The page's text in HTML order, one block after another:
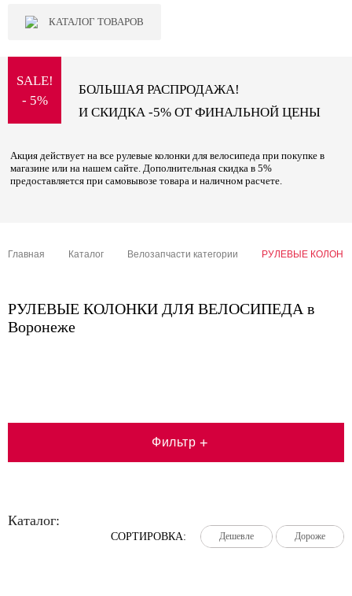
КАТАЛОГ ТОВАРОВ
SALE!
- 5%
БОЛЬШАЯ РАСПРОДАЖА!
И СКИДКА -5% ОТ ФИНАЛЬНОЙ ЦЕНЫ
Акция действует на все рулевые колонки для велосипеда при покупке в
магазине или на нашем сайте. Дополнительная скидка в 5%
предоставляется при самовывозе товара и наличном расчете.
Главная Каталог Велозапчасти категории РУЛЕВЫЕ
РУЛЕВЫЕ КОЛОНКИ ДЛЯ ВЕЛОСИПЕДА в
Воронеже
Фильтр +
Каталог:
СОРТИРОВКА: Дешевле
Дешевле
Дешевле Дороже
Дороже
Дороже